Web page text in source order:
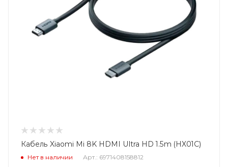
Кабель Xiaomi Mi 8K HDMI Ultra HD 1.5m (HX01C)
Нет в наличии Арт.: 6971408158812